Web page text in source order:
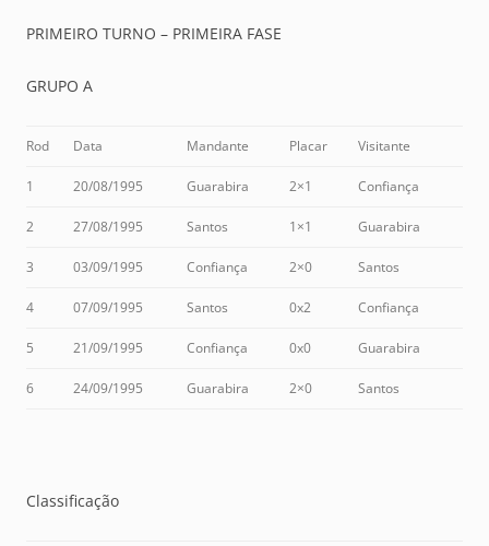
PRIMEIRO TURNO – PRIMEIRA FASE
GRUPO A
Rod Data Mandante Placar Visitante
1 20/08/1995 Guarabira 2×1 Confiança
2 27/08/1995 Santos 1×1 Guarabira
3 03/09/1995 Confiança 2×0 Santos
4 07/09/1995 Santos 0x2 Confiança
5 21/09/1995 Confiança 0x0 Guarabira
6 24/09/1995 Guarabira 2×0 Santos
Classificação